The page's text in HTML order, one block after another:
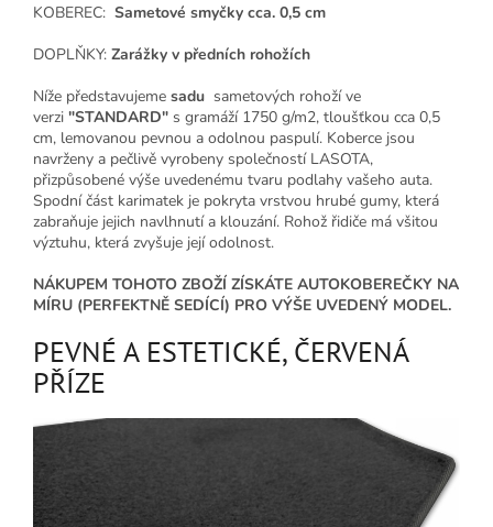
KOBEREC: Sametové smyčky cca. 0,5 cm
DOPLŇKY: Zarážky v předních rohožích
Níže představujeme sadu sametových rohoží ve
verzi "STANDARD" s gramáží 1750 g/m2, tloušťkou cca 0,5
cm, lemovanou pevnou a odolnou paspulí. Koberce jsou
navrženy a pečlivě vyrobeny společností LASOTA,
přizpůsobené výše uvedenému tvaru podlahy vašeho auta.
Spodní část karimatek je pokryta vrstvou hrubé gumy, která
zabraňuje jejich navlhnutí a klouzání. Rohož řidiče má všitou
výztuhu, která zvyšuje její odolnost.
NÁKUPEM TOHOTO ZBOŽÍ ZÍSKÁTE AUTOKOBEREČKY NA
MÍRU (PERFEKTNĚ SEDÍCÍ) PRO VÝŠE UVEDENÝ MODEL.
PEVNÉ A ESTETICKÉ, ČERVENÁ
PŘÍZE